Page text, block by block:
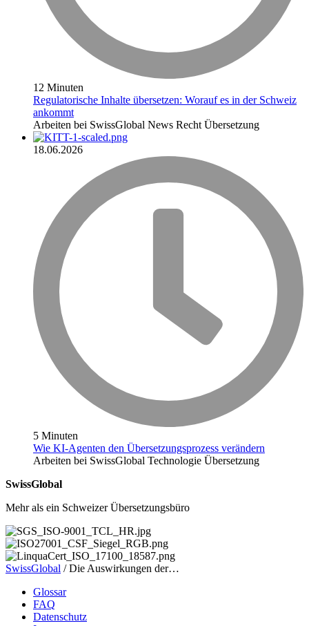
12 Minuten
Regulatorische Inhalte übersetzen: Worauf es in der Schweiz
ankommt
Arbeiten bei SwissGlobal News Recht Übersetzung
18.06.2026
5 Minuten
Wie KI-Agenten den Übersetzungsprozess verändern
Arbeiten bei SwissGlobal Technologie Übersetzung
SwissGlobal
Mehr als ein Schweizer Übersetzungsbüro
SwissGlobal /Die Auswirkungen der…
Glossar
FAQ
Datenschutz